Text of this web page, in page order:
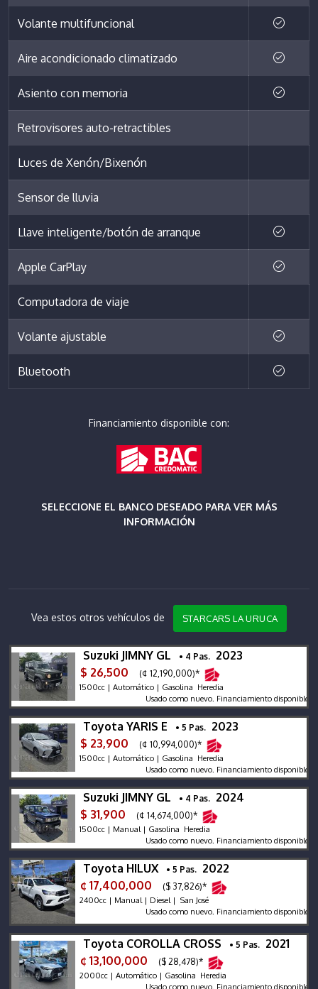
Volante multifuncional
Aire acondicionado climatizado
Asiento con memoria
Retrovisores auto-retractibles
Luces de Xenón/Bixenón
Sensor de lluvia
Llave inteligente/botón de arranque
Apple CarPlay
Computadora de viaje
Volante ajustable
Bluetooth
Financiamiento disponible con:
SELECCIONE EL BANCO DESEADO PARA VER MÁS
INFORMACIÓN
Vea estos otros vehículos de STARCARS LA URUCA
Suzuki JIMNY GL • 4 Pas. 2023
$ 26,500
(¢ 12,190,000)*
1500cc | Automático | Gasolina Heredia
Usado como nuevo. Financiamiento disponible.
Toyota YARIS E • 5 Pas. 2023
$ 23,900
(¢ 10,994,000)*
1500cc | Automático | Gasolina Heredia
Usado como nuevo. Financiamiento disponible.
Suzuki JIMNY GL • 4 Pas. 2024
$ 31,900
(¢ 14,674,000)*
1500cc | Manual | Gasolina Heredia
Usado como nuevo. Financiamiento disponible.
Toyota HILUX • 5 Pas. 2022
¢ 17,400,000
($ 37,826)*
2400cc | Manual | Diesel | San José
Usado como nuevo. Financiamiento disponible.
Toyota COROLLA CROSS • 5 Pas. 2021
¢ 13,100,000
($ 28,478)*
2000cc | Automático | Gasolina Heredia
Usado como nuevo. Financiamiento disponible.